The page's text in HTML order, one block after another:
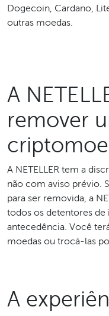
Dogecoin, Cardano,
outras moedas.
A
remover
A NETELLER tem a
não com aviso prévio.
para ser removida, a
todos os detentores de
antecedência. Você
moedas ou trocá-las
A